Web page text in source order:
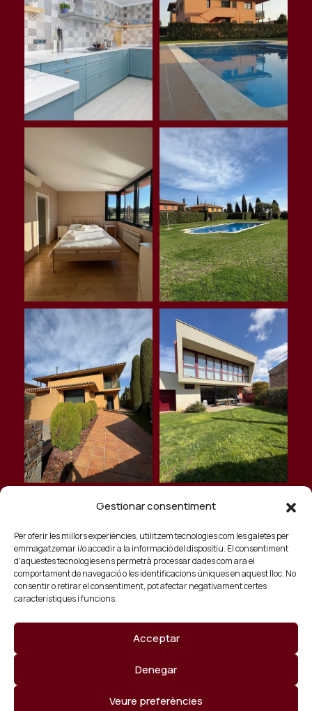
Gestionar consentiment
Per oferir les millors experiències, utilitzem tecnologies com les galetes per
emmagatzemar i/o accedir a la informació del dispositiu. El consentiment
d'aquestes tecnologies ens permetrà processar dades com ara el
comportament de navegació o les identificacions úniques en aquest lloc. No
consentir o retirar el consentiment, pot afectar negativament certes
característiques i funcions.
Acceptar
Denegar
Veure preferències
© 2026 Copyrights. Todos los derechos
reservados. ByImàtica Studio
Avis legal
Política de privacitat